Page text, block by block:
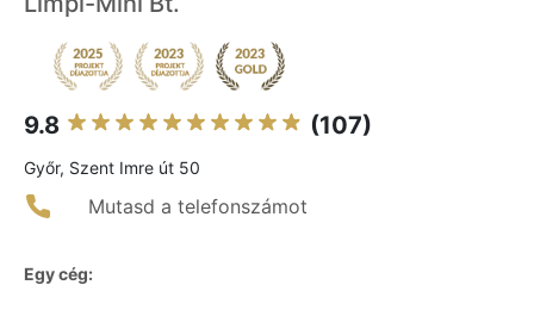
9.8 (107)
Győr, Szent Imre út 50
Mutasd a telefonszámot
Egy cég: